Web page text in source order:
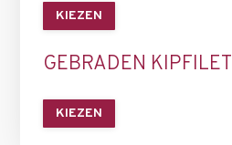
KIEZEN
GEBRADEN KIPFILET
KIEZEN